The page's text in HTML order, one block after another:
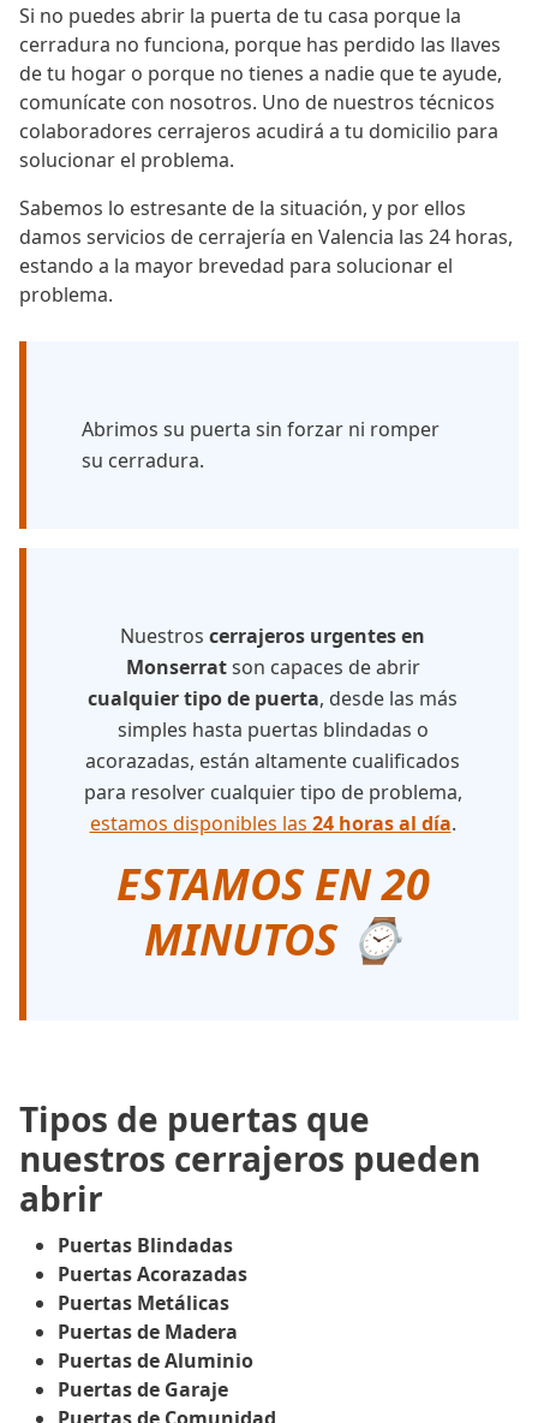
Si no puedes abrir la puerta de tu casa porque la
cerradura no funciona, porque has perdido las llaves
de tu hogar o porque no tienes a nadie que te ayude,
comunícate con nosotros. Uno de nuestros técnicos
colaboradores cerrajeros acudirá a tu domicilio para
solucionar el problema.
Sabemos lo estresante de la situación, y por ellos
damos servicios de cerrajería en Valencia las 24 horas,
estando a la mayor brevedad para solucionar el
problema.
Abrimos su puerta sin forzar ni romper
su cerradura.
Nuestros cerrajeros urgentes en
Monserratson capaces de abrir
cualquier tipo de puerta, desde las más
simples hasta puertas blindadas o
acorazadas, están altamente cualificados
para resolver cualquier tipo de problema,
estamos disponibles las 24 horas al día.
ESTAMOS EN 20
MINUTOS ⌚
Tipos de puertas que
nuestros cerrajeros pueden
abrir
Puertas Blindadas
Puertas Acorazadas
Puertas Metálicas
Puertas de Madera
Puertas de Aluminio
Puertas de Garaje